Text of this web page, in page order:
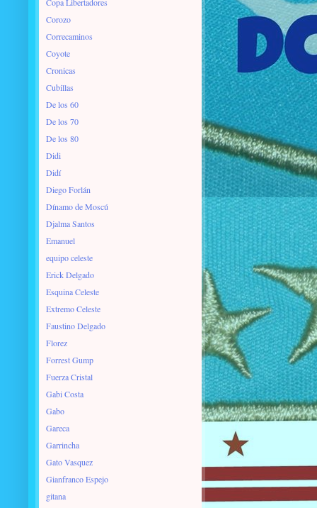
Corozo
Correcaminos
Coyote
Cronicas
Cubillas
De los 60
De los 70
De los 80
Didi
Didí
Diego Forlán
Dínamo de Moscú
Djalma Santos
Emanuel
equipo celeste
Erick Delgado
Esquina Celeste
Extremo Celeste
Faustino Delgado
Florez
Forrest Gump
Fuerza Cristal
Gabi Costa
Gabo
Gareca
Garrincha
Gato Vasquez
Gianfranco Espejo
gitana